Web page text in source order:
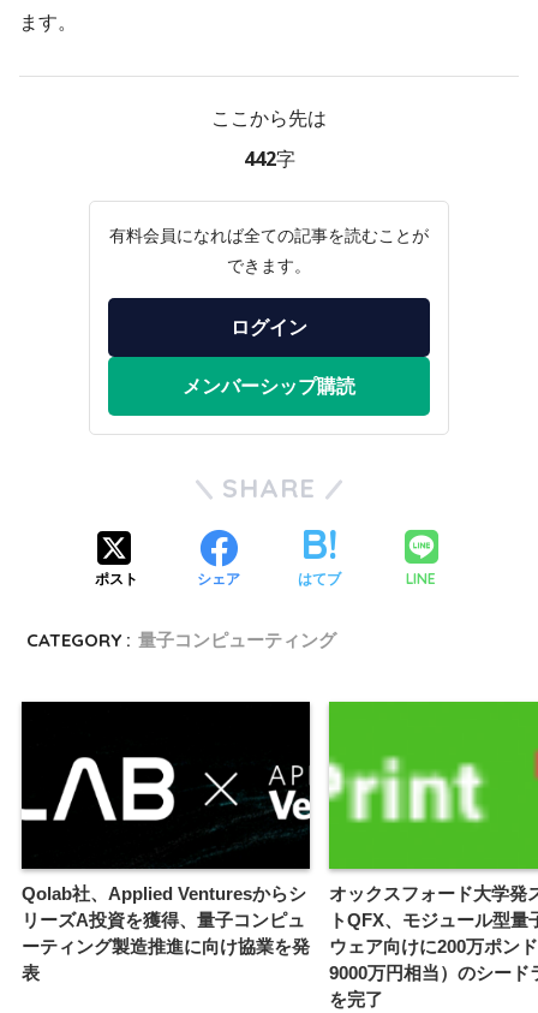
ます。
ここから先は
442字
有料会員になれば全ての記事を読むことが
できます。
ログイン
メンバーシップ購読
SHARE
ポスト シェア はてブ LINE
CATEGORY : 量子コンピューティング
Qolab社、Applied Venturesからシ
リーズA投資を獲得、量子コンピュ
ーティング製造推進に向け協業を発
表
オックスフォード大学発
トQFX、モジュール型量
ウェア向けに200万ポン
9000万円相当）のシード
を完了